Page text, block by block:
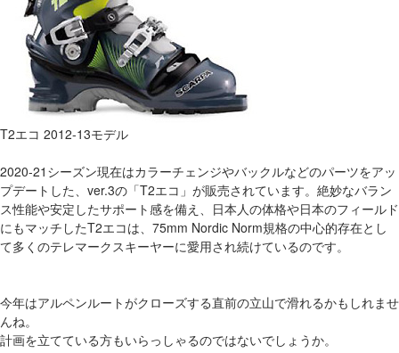
T2エコ 2012-13モデル
2020-21シーズン現在はカラーチェンジやバックルなどのパーツをアッ
プデートした、ver.3の「T2エコ」が販売されています。絶妙なバラン
ス性能や安定したサポート感を備え、日本人の体格や日本のフィールド
にもマッチしたT2エコは、75mm Nordic Norm規格の中心的存在とし
て多くのテレマークスキーヤーに愛用され続けているのです。
今年はアルペンルートがクローズする直前の立山で滑れるかもしれませ
んね。
計画を立てている方もいらっしゃるのではないでしょうか。